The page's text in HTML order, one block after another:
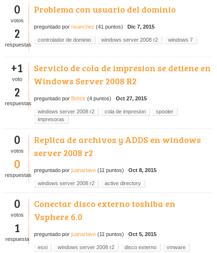
0
votos
2
respuestas
Problema con usuario del dominio
preguntado por risanchez (41 puntos) Dic 7, 2015
controlador de dominio windows server 2008 r2 windows 7
+1
voto
2
respuestas
Servicio de cola de impresion se detiene en
Windows Server 2008 R2
preguntado por Brbstr (4 puntos) Oct 27, 2015
windows server 2008 r2 cola de impresion
spooler
impresoras
0
votos
0
respuestas
Replica de archivos y ADDS en windows
server 2008 r2
preguntado por juanartave (11 puntos) Oct 8, 2015
windows server 2008 r2 active directory
0
votos
1
respuesta
Conectar disco externo toshiba en
Vsphere 6.0
preguntado por juanartave (11 puntos) Oct 5, 2015
esxi windows server 2008 r2 disco externo vmware